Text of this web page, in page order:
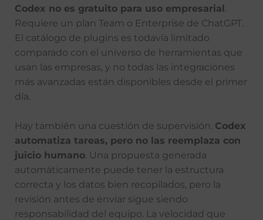
Codex no es gratuito para uso empresarial.
Requiere un plan Team o Enterprise de ChatGPT.
El catálogo de plugins es todavía limitado
comparado con el universo de herramientas que
usan las empresas, y no todas las integraciones
más avanzadas están disponibles desde el primer
día.
Hay también una cuestión de supervisión. Codex
automatiza tareas, pero no las reemplaza con
juicio humano. Una propuesta generada
automáticamente puede tener la estructura
correcta y los datos bien recopilados, pero la
revisión antes de enviar sigue siendo
responsabilidad del equipo. La velocidad que